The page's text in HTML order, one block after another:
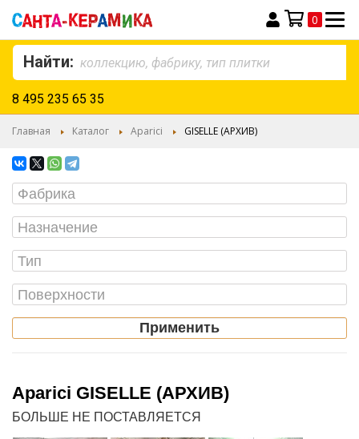
Моя корзина
0
Найти:
8 495 235 65 35
Главная Каталог Aparici GISELLE (АРХИВ)
Применить
Aparici GISELLE (АРХИВ)
БОЛЬШЕ НЕ ПОСТАВЛЯЕТСЯ